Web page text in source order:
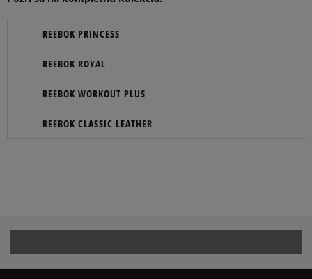
REEBOK PRINCESS
REEBOK ROYAL
REEBOK WORKOUT PLUS
REEBOK CLASSIC LEATHER